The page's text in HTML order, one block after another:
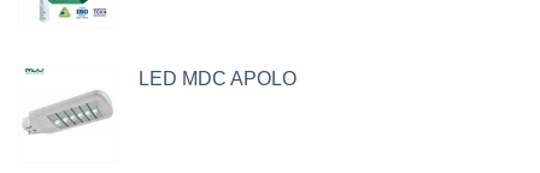
LED MDC APOLO